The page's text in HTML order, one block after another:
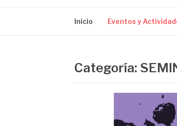
Inicio Eventos y
Categoría: